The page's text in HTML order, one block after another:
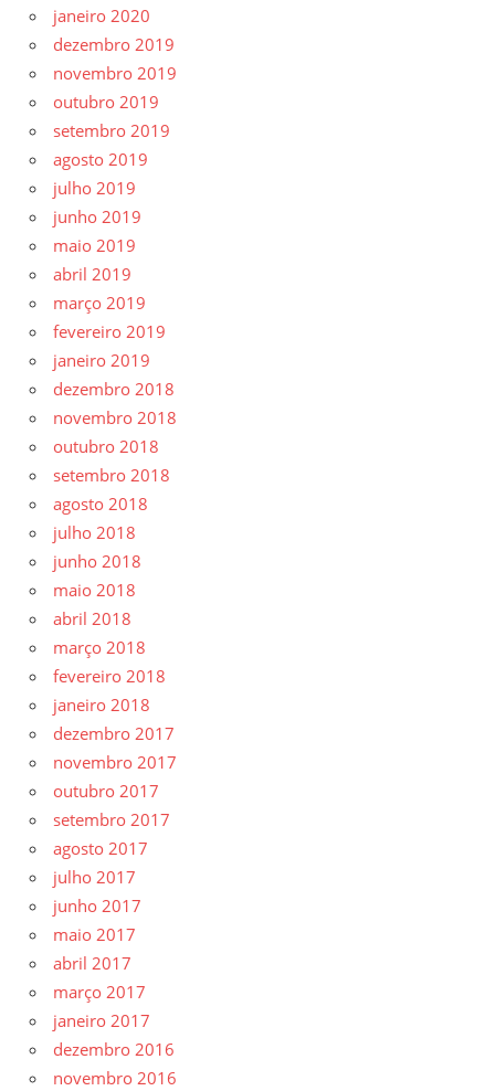
janeiro 2020
dezembro 2019
novembro 2019
outubro 2019
setembro 2019
agosto 2019
julho 2019
junho 2019
maio 2019
abril 2019
março 2019
fevereiro 2019
janeiro 2019
dezembro 2018
novembro 2018
outubro 2018
setembro 2018
agosto 2018
julho 2018
junho 2018
maio 2018
abril 2018
março 2018
fevereiro 2018
janeiro 2018
dezembro 2017
novembro 2017
outubro 2017
setembro 2017
agosto 2017
julho 2017
junho 2017
maio 2017
abril 2017
março 2017
janeiro 2017
dezembro 2016
novembro 2016